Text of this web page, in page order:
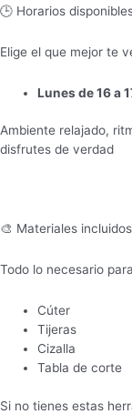
🕒 Horarios
Elige el que mejor te
Lunes de 16 a
Ambiente relajado,
disfrutes de verdad
🎨 Materiales incluidos
Todo lo necesario
Cúter
Tijeras
Cizalla
Tabla de corte
Si no tienes estas